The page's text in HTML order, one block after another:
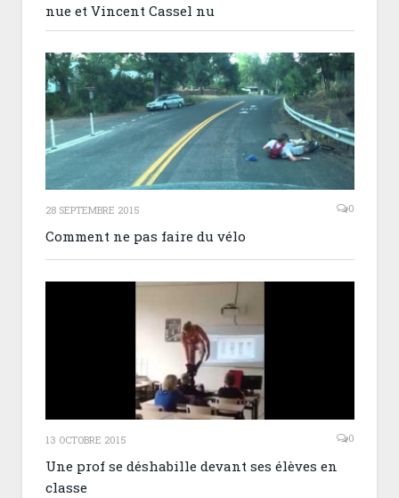
nue et Vincent Cassel nu
28 SEPTEMBRE 2015 0
Comment ne pas faire du vélo
13 OCTOBRE 2015 0
Une prof se déshabille devant ses élèves en
classe